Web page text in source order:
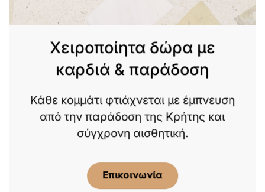
Χειροποίητα δώρα με
καρδιά & παράδοση
Κάθε κομμάτι φτιάχνεται με έμπνευση
από την παράδοση της Κρήτης και
σύγχρονη αισθητική.
Επικοινωνία